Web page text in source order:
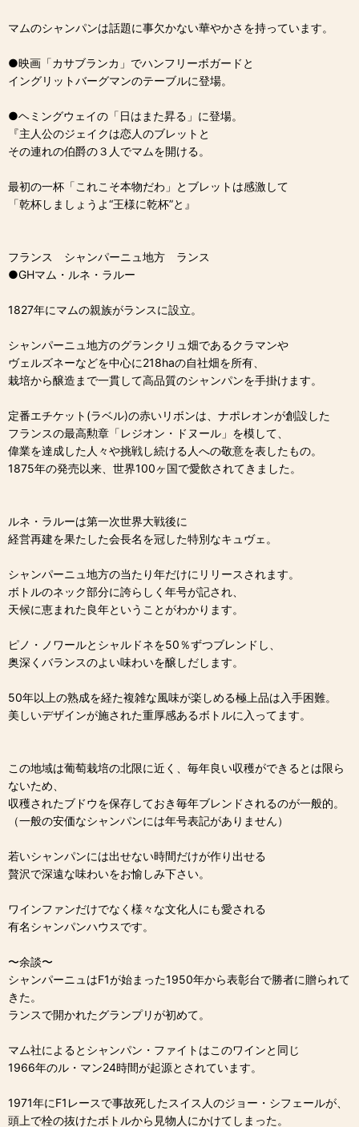
マムのシャンパンは話題に事欠かない華やかさを持っています。
●映画「カサブランカ」でハンフリーボガードと
イングリットバーグマンのテーブルに登場。
●ヘミングウェイの「日はまた昇る」に登場。
『主人公のジェイクは恋人のブレットと
その連れの伯爵の３人でマムを開ける。
最初の一杯「これこそ本物だわ」とブレットは感激して
「乾杯しましょうよ“王様に乾杯”と』
フランス シャンパーニュ地方 ランス
●GHマム・ルネ・ラルー
1827年にマムの親族がランスに設立。
シャンパーニュ地方のグランクリュ畑であるクラマンや
ヴェルズネーなどを中心に218haの自社畑を所有、
栽培から醸造まで一貫して高品質のシャンパンを手掛けます。
定番エチケット(ラベル)の赤いリボンは、ナポレオンが創設した
フランスの最高勲章「レジオン・ドヌール」を模して、
偉業を達成した人々や挑戦し続ける人への敬意を表したもの。
1875年の発売以来、世界100ヶ国で愛飲されてきました。
ルネ・ラルーは第一次世界大戦後に
経営再建を果たした会長名を冠した特別なキュヴェ。
シャンパーニュ地方の当たり年だけにリリースされます。
ボトルのネック部分に誇らしく年号が記され、
天候に恵まれた良年ということがわかります。
ピノ・ノワールとシャルドネを50％ずつブレンドし、
奥深くバランスのよい味わいを醸しだします。
50年以上の熟成を経た複雑な風味が楽しめる極上品は入手困難。
美しいデザインが施された重厚感あるボトルに入ってます。
この地域は葡萄栽培の北限に近く、毎年良い収穫ができるとは限ら
ないため、
収穫されたブドウを保存しておき毎年ブレンドされるのが一般的。
（一般の安価なシャンパンには年号表記がありません）
若いシャンパンには出せない時間だけが作り出せる
贅沢で深遠な味わいをお愉しみ下さい。
ワインファンだけでなく様々な文化人にも愛される
有名シャンパンハウスです。
〜余談〜
シャンパーニュはF1が始まった1950年から表彰台で勝者に贈られて
きた。
ランスで開かれたグランプリが初めて。
マム社によるとシャンパン・ファイトはこのワインと同じ
1966年のル・マン24時間が起源とされています。
1971年にF1レースで事故死したスイス人のジョー・シフェールが、
頭上で栓の抜けたボトルから見物人にかけてしまった。